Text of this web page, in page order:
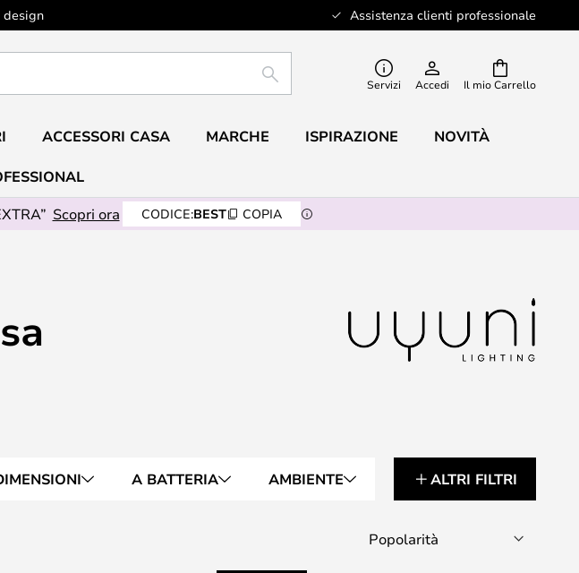
design Assistenza clienti professionale
Il mio Carrello
RICERCA Servizi Accedi
ACCESSORI CASA MARCHE ISPIRAZIONE NOVITÀ
Scopri ora CODICE:BEST COPIA
A BATTERIA AMBIENTE ALTRI FILTRI